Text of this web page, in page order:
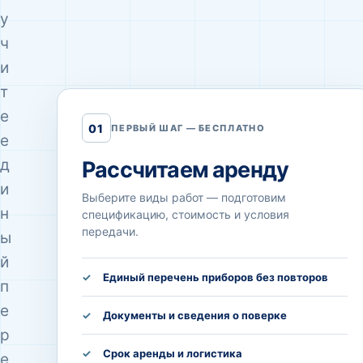
у
ч
и
т
е
е
д
и
н
ы
й
п
е
р
01 ПЕРВЫЙ ШАГ — БЕСПЛАТНО
Рассчитаем аренду
Выберите виды работ — подготовим
спецификацию, стоимость и условия
передачи.
Единый перечень приборов без повторов
Документы и сведения о поверке
Срок аренды и логистика